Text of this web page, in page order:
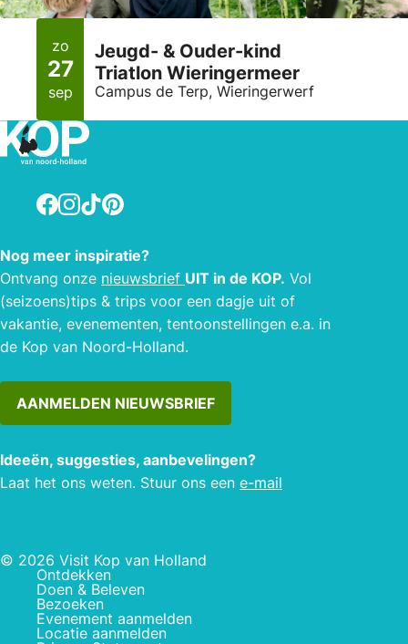
zo
27
sep
Jeugd- & Ouder-kind
Triatlon Wieringermeer
Campus de Terp, Wieringerwerf
Facebook
Instagram
TikTokPinterest
Nog meer inspiratie?
Ontvang onze nieuwsbrief UIT in de KOP. Vol
(seizoens)tips & trips voor een dagje uit of
vakantie, evenementen, tentoonstellingen e.a. in
de Kop van Noord-Holland.
AANMELDEN NIEUWSBRIEF
Ideeën, suggesties, aanbevelingen?
Laat het ons weten. Stuur ons een e-mail
© 2026 Visit Kop van Holland
Ontdekken
Doen & Beleven
Bezoeken
Evenement aanmelden
Locatie aanmelden